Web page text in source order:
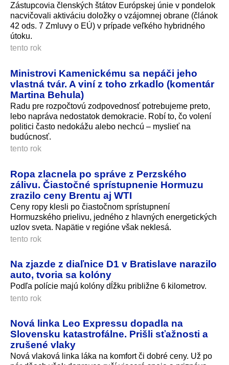
Zástupcovia členských štátov Európskej únie v pondelok
nacvičovali aktiváciu doložky o vzájomnej obrane (článok
42 ods. 7 Zmluvy o EÚ) v prípade veľkého hybridného
útoku.
tento rok
Ministrovi Kamenickému sa nepáči jeho
vlastná tvár. A viní z toho zrkadlo (komentár
Martina Behula)
Radu pre rozpočtovú zodpovednosť potrebujeme preto,
lebo napráva nedostatok demokracie. Robí to, čo volení
politici často nedokážu alebo nechcú – myslieť na
budúcnosť.
tento rok
Ropa zlacnela po správe z Perzského
zálivu. Čiastočné sprístupnenie Hormuzu
zrazilo ceny Brentu aj WTI
Ceny ropy klesli po čiastočnom sprístupnení
Hormuzského prielivu, jedného z hlavných energetických
uzlov sveta. Napätie v regióne však neklesá.
tento rok
Na zjazde z diaľnice D1 v Bratislave narazilo
auto, tvoria sa kolóny
Podľa polície majú kolóny dĺžku približne 6 kilometrov.
tento rok
Nová linka Leo Expressu dopadla na
Slovensku katastrofálne. Prišli sťažnosti a
zrušené vlaky
Nová vlaková linka láka na komfort či dobré ceny. Už po